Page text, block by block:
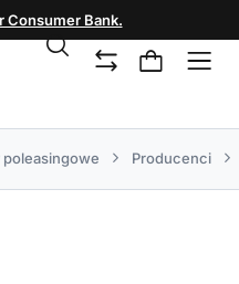
Consumer Bank.
poleasingowe Producenci